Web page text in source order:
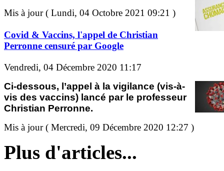
Mis à jour ( Lundi, 04 Octobre 2021 09:21 )
Covid & Vaccins, l'appel de Christian
Perronne censuré par Google
Vendredi, 04 Décembre 2020 11:17
Ci-dessous, l’appel à la vigilance (vis-à-
vis des vaccins) lancé par le professeur
Christian Perronne.
Mis à jour ( Mercredi, 09 Décembre 2020 12:27 )
Plus d'articles...